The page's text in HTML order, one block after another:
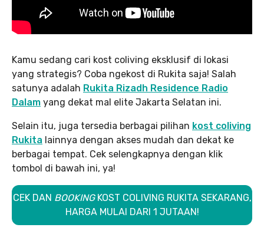
Kamu sedang cari kost coliving eksklusif di lokasi
yang strategis? Coba ngekost di Rukita saja! Salah
satunya adalah Rukita Rizadh Residence Radio
Dalam yang dekat mal elite Jakarta Selatan ini.
Selain itu, juga tersedia berbagai pilihan kost coliving
Rukita lainnya dengan akses mudah dan dekat ke
berbagai tempat. Cek selengkapnya dengan klik
tombol di bawah ini, ya!
CEK DAN BOOKINGKOST COLIVING RUKITA SEKARANG,
HARGA MULAI DARI 1 JUTAAN!